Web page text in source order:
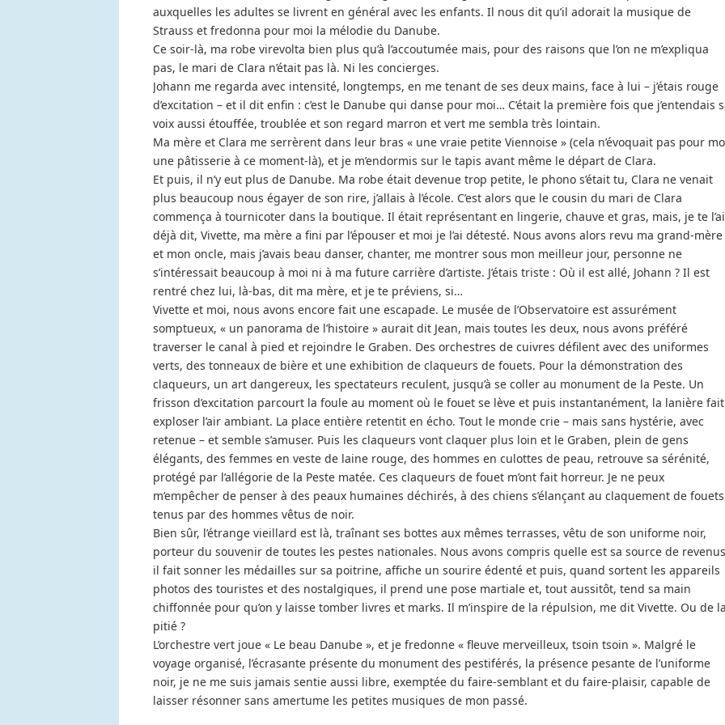
auxquelles les adultes se livrent en général avec les enfants. Il nous dit qu’il adorait la musique de
Strauss et fredonna pour moi la mélodie du Danube.
Ce soir-là, ma robe virevolta bien plus qu’à l’accoutumée mais, pour des raisons que l’on ne m’expliqua
pas, le mari de Clara n’était pas là. Ni les concierges.
Johann me regarda avec intensité, longtemps, en me tenant de ses deux mains, face à lui – j’étais rouge
d’excitation – et il dit enfin : c’est le Danube qui danse pour moi… C’était la première fois que j’entendais
voix aussi étouffée, troublée et son regard marron et vert me sembla très lointain.
Ma mère et Clara me serrèrent dans leur bras « une vraie petite Viennoise » (cela n’évoquait pas pour
une pâtisserie à ce moment-là), et je m’endormis sur le tapis avant même le départ de Clara.
Et puis, il n’y eut plus de Danube. Ma robe était devenue trop petite, le phono s’était tu, Clara ne venait
plus beaucoup nous égayer de son rire, j’allais à l’école. C’est alors que le cousin du mari de Clara
commença à tournicoter dans la boutique. Il était représentant en lingerie, chauve et gras, mais, je te l’ai
déjà dit, Vivette, ma mère a fini par l’épouser et moi je l’ai détesté. Nous avons alors revu ma grand-mère
et mon oncle, mais j’avais beau danser, chanter, me montrer sous mon meilleur jour, personne ne
s’intéressait beaucoup à moi ni à ma future carrière d’artiste. J’étais triste : Où il est allé, Johann ? Il est
rentré chez lui, là-bas, dit ma mère, et je te préviens, si…
Vivette et moi, nous avons encore fait une escapade. Le musée de l’Observatoire est assurément
somptueux, « un panorama de l’histoire » aurait dit Jean, mais toutes les deux, nous avons préféré
traverser le canal à pied et rejoindre le Graben. Des orchestres de cuivres défilent avec des uniformes
verts, des tonneaux de bière et une exhibition de claqueurs de fouets. Pour la démonstration des
claqueurs, un art dangereux, les spectateurs reculent, jusqu’à se coller au monument de la Peste. Un
frisson d’excitation parcourt la foule au moment où le fouet se lève et puis instantanément, la lanière fait
exploser l’air ambiant. La place entière retentit en écho. Tout le monde crie – mais sans hystérie, avec
retenue – et semble s’amuser. Puis les claqueurs vont claquer plus loin et le Graben, plein de gens
élégants, des femmes en veste de laine rouge, des hommes en culottes de peau, retrouve sa sérénité,
protégé par l’allégorie de la Peste matée. Ces claqueurs de fouet m’ont fait horreur. Je ne peux
m’empêcher de penser à des peaux humaines déchirés, à des chiens s’élançant au claquement de fouets
tenus par des hommes vêtus de noir.
Bien sûr, l’étrange vieillard est là, traînant ses bottes aux mêmes terrasses, vêtu de son uniforme noir,
porteur du souvenir de toutes les pestes nationales. Nous avons compris quelle est sa source de
il fait sonner les médailles sur sa poitrine, affiche un sourire édenté et puis, quand sortent les appareils
photos des touristes et des nostalgiques, il prend une pose martiale et, tout aussitôt, tend sa main
chiffonnée pour qu’on y laisse tomber livres et marks. Il m’inspire de la répulsion, me dit Vivette. Ou de
pitié ?
L’orchestre vert joue « Le beau Danube », et je fredonne « fleuve merveilleux, tsoin tsoin ». Malgré le
voyage organisé, l’écrasante présente du monument des pestiférés, la présence pesante de l’uniforme
noir, je ne me suis jamais sentie aussi libre, exemptée du faire-semblant et du faire-plaisir, capable de
laisser résonner sans amertume les petites musiques de mon passé.